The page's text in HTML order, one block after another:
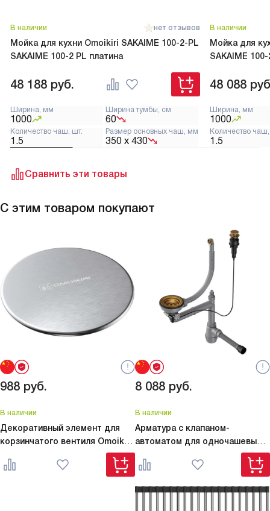
Сравнить эти товары
В наличии нет отзывов
Мойка для кухни Omoikiri SAKAIME 100-2-PL
SAKAIME 100-2 PL платина
48 188 руб.
Ширина, мм
1000
Ширина тумбы, см
60
Количество чаш, шт.
1.5
Размер основных чаш, мм
350 х 430
В наличии
Мойка для
SAKAIME
48 088
Ширина, мм
1000
Количество
1.5
С этим товаром покупают
988 руб.
В наличии
Декоративный элемент для
корзинчатого вентиля Omoikiri
8 088 руб.
В наличии
Арматура с клапаном-
автоматом для одночашевых
моек с круглым переливом WK-
1CL-R-A-AB022